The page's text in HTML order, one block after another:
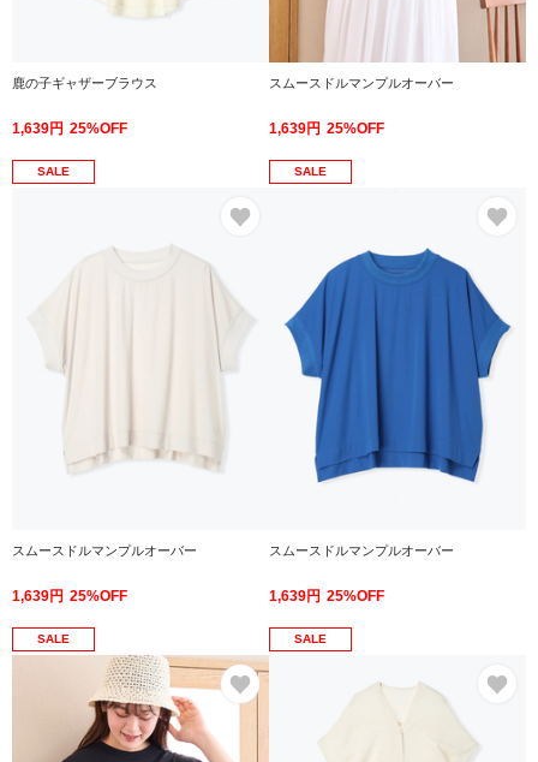
鹿の子ギャザーブラウス
1,639円 25%OFF
スムースドルマンプルオーバー
1,639円 25%OFF
SALE
スムースドルマンプルオーバー
1,639円 25%OFF
SALE
スムースドルマンプルオーバー
1,639円 25%OFF
SALE
お気に入り
SALE